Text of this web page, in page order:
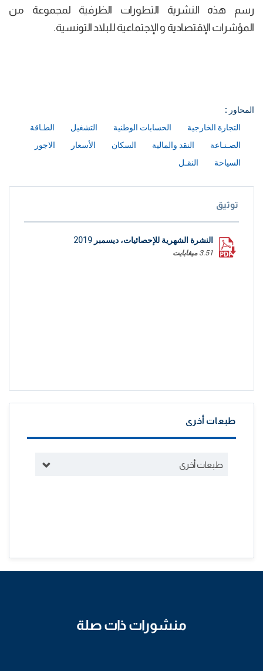
رسم هذه النشرية التطورات الظرفية لمجموعة من
المؤشرات الإقتصادية و الإجتماعية للبلاد التونسية.
المحاور :
التجارة الخارجية
الحسابات الوطنية التشغيل
الطـاقة
الصـنـاعة
النقد والمالية السكان الأسعار
الاجور
السياحة
النقـل
توثيق
النشرة الشهرية للإحصائيات، ديسمبر 2019
3.51 ميغابايت
طبعات أخرى
طبعات أخرى
منشورات ذات صلة